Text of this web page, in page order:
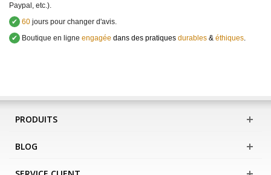
Paypal, etc.).
✔ 60 jours pour changer d'avis.
✔
Boutique en ligne engagée dans des pratiques durables & éthiques
PRODUITS
BLOG